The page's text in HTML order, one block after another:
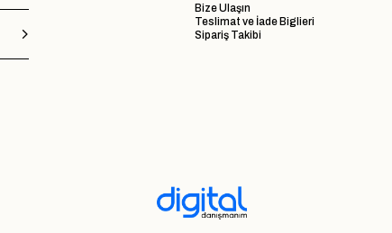
Bize Ulaşın
Teslimat ve İade Biglieri
Sipariş Takibi